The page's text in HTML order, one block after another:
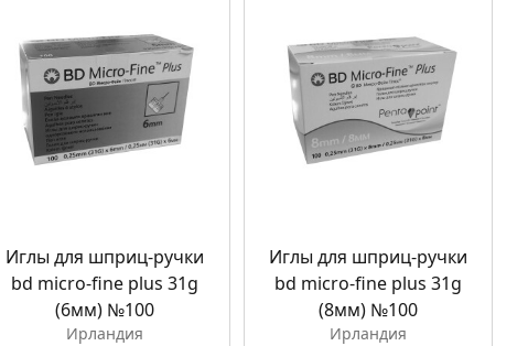
Иглы для шприц-ручки
bd micro-fine plus 31g
(6мм) №100
Ирландия
Иглы для шприц-ручки
bd micro-fine plus 31g
(8мм) №100
Ирландия